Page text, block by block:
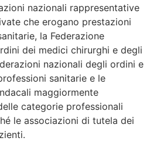
nazionali rappresentative
che erogano prestazioni
la Federazione
dei medici chirurghi e degli
nazionali degli ordini e
sanitarie e le
maggiormente
categorie professionali
le associazioni di tutela dei